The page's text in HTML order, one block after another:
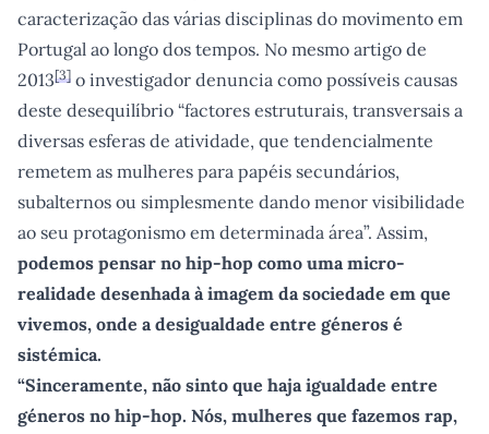
caracterização das várias disciplinas do movimento em
Portugal ao longo dos tempos. No mesmo artigo de
2013[3] o investigador denuncia como possíveis causas
deste desequilíbrio “factores estruturais, transversais a
diversas esferas de atividade, que tendencialmente
remetem as mulheres para papéis secundários,
subalternos ou simplesmente dando menor visibilidade
ao seu protagonismo em determinada área”. Assim,
podemos pensar no hip-hop como uma micro-
realidade desenhada à imagem da sociedade em que
vivemos, onde a desigualdade entre géneros é
sistémica.
“Sinceramente, não sinto que haja igualdade entre
géneros no hip-hop. Nós, mulheres que fazemos rap,